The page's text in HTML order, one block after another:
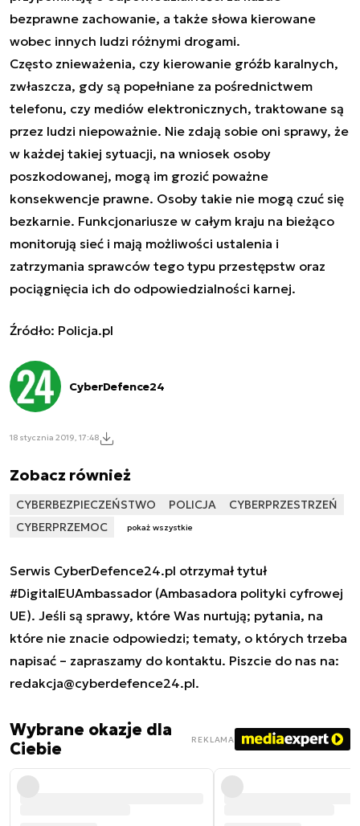
bezprawne zachowanie, a także słowa kierowane
wobec innych ludzi różnymi drogami.
Często znieważenia, czy kierowanie gróźb karalnych,
zwłaszcza, gdy są popełniane za pośrednictwem
telefonu, czy mediów elektronicznych, traktowane są
przez ludzi niepoważnie. Nie zdają sobie oni sprawy, że
w każdej takiej sytuacji, na wniosek osoby
poszkodowanej, mogą im grozić poważne
konsekwencje prawne. Osoby takie nie mogą czuć się
bezkarnie. Funkcjonariusze w całym kraju na bieżąco
monitorują sieć i mają możliwości ustalenia i
zatrzymania sprawców tego typu przestępstw oraz
pociągnięcia ich do odpowiedzialności karnej.
Źródło: Policja.pl
CyberDefence24
18 stycznia 2019, 17:48
Zobacz również
CYBERBEZPIECZEŃSTWO POLICJA
CYBERPRZESTRZEŃ
CYBERPRZEMOC
pokaż wszystkie
Serwis CyberDefence24.pl otrzymał tytuł
#DigitalEUAmbassador (Ambasadora polityki cyfrowej
UE). Jeśli są sprawy, które Was nurtują; pytania, na
które nie znacie odpowiedzi; tematy, o których trzeba
napisać – zapraszamy do kontaktu. Piszcie do nas na:
redakcja@cyberdefence24.pl.
Wybrane okazje dla
Ciebie
REKLAMA